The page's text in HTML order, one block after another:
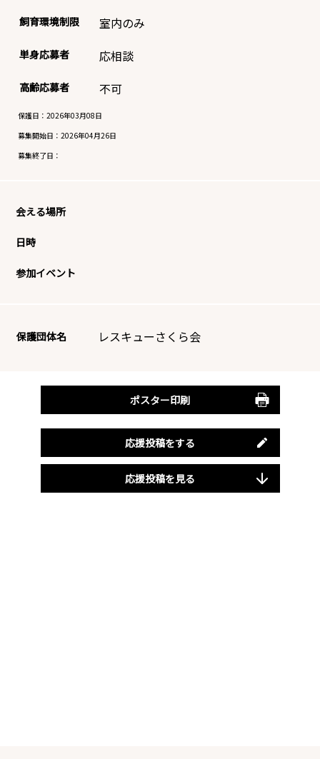
飼育環境制限 室内のみ
単身応募者 応相談
高齢応募者 不可
保護日：2026年03月08日
募集開始日： 2026年04月26日
募集終了日：
会える場所
日時
参加イベント
保護団体名 レスキューさくら会
ポスター印刷
応援投稿をする
応援投稿を見る